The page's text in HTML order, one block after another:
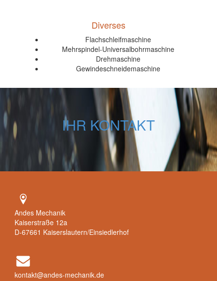
Diverses
Flachschleifmaschine
Mehrspindel-Universalbohrmaschine
Drehmaschine
Gewindeschneidemaschine
IHR KONTAKT
Andes Mechanik
Kaiserstraße 12a
D-67661 Kaiserslautern/Einsiedlerhof
kontakt@andes-mechanik.de